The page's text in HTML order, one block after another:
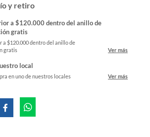
y retiro
a $120.000 dentro del anillo de
gratis
a $120.000 dentro del anillo de
gratis
Ver más
local
en uno de nuestros locales Ver más